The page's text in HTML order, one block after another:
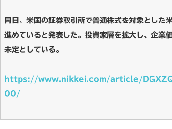
同日、米国の証券取引所で普通株式を対象とした
進めていると発表した。投資家層を拡大し、企業
未定としている。
https://www.nikkei.com/article/
00/